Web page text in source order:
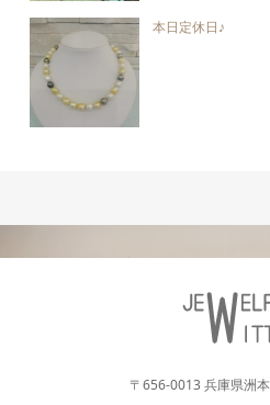
本日定休日♪
〒656-0013 兵庫県洲